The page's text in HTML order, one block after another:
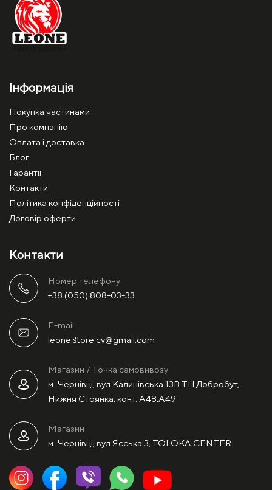
Інформація
Покупка частинами
Про компанію
Оплата і доставка
Блог
Гарантії
Контакти
Політика конфіденційності
Договір оферти
Контакти
Номер телефону
+38 (050) 808-03-33
E-mail
leone.store.cv@gmail.com
Магазин / Точка самовивозу
м. Чернівці, вул.Калинівська 13В ТЦ Добробут,
Нижня Стоянка, конт. А48,А49
Магазин
м. Чернівці, вул.Ясська 3, TOLOKA CENTER